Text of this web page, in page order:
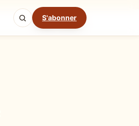
S'abonner
Mode cuisine